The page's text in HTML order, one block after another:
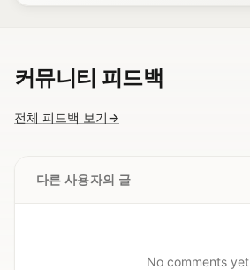
커뮤니티 피드백
전체 피드백 보기→
다른 사용자의 글
No comments yet